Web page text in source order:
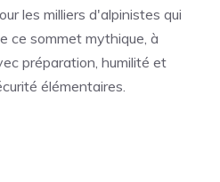
les milliers d'alpinistes qui
ce sommet mythique, à
préparation, humilité et
élémentaires.